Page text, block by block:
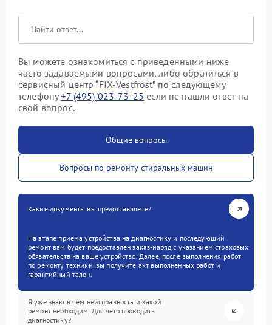
Вы можете ознакомиться с приведенными ниже
часто задаваемыми вопросами, либо обратиться в
сервисный центр “FIX-Vestfrost” по следующему
телефону+7 (495) 023-73-25 если не нашли ответ на
свой вопрос.
Общие вопросы
Вопросы по ремонту стиральных машин
Какие документы вы предоставляете?
На этапе приема устройства на диагностику и последующий
ремонт вам будет предоставлен заказ-наряд с указанием страховых
обязательств на ваше устройство. Далее, после выполнения работ
по ремонту техники, вы получите акт выполненных работ и
гарантийный талон.
Я уже знаю в чем неисправность и какой
ремонт необходим. Для чего проводить
диагностику?